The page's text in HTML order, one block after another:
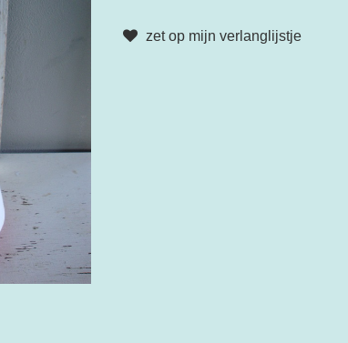
zet op mijn verlanglijstje